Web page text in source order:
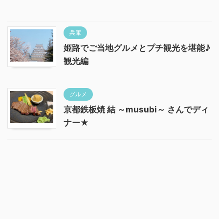
兵庫
姫路でご当地グルメとプチ観光を堪能♪
観光編
グルメ
京都鉄板焼 結 ～musubi～ さんでディ
ナー★